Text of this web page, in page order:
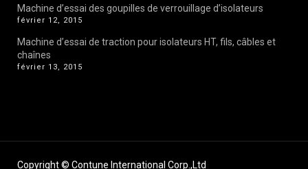
Machine d’essai des goupilles de verrouillage d’isolateurs
février 12, 2015
Machine d’essai de traction pour isolateurs HT, fils, câbles et
chaînes
février 13, 2015
Copyright © Contune International Corp.,Ltd